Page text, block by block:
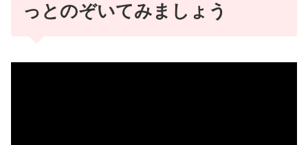
っとのぞいてみましょう